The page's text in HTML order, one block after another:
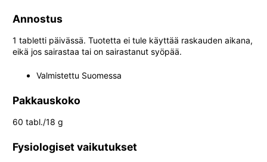
Annostus
1 tabletti päivässä. Tuotetta ei tule käyttää raskauden aikana,
eikä jos sairastaa tai on sairastanut syöpää.
Valmistettu Suomessa
Pakkauskoko
60 tabl./18 g
Fysiologiset vaikutukset